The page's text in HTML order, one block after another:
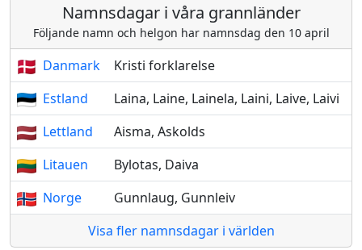
Namnsdagar i våra grannländer
Följande namn och helgon har namnsdag den 10 april
Danmark
Kristi forklarelse
Estland
Laina, Laine, Lainela, Laini, Laive, Laivi
Lettland
Aisma, Askolds
Litauen
Bylotas, Daiva
Norge
Gunnlaug, Gunnleiv
Visa fler namnsdagar i världen